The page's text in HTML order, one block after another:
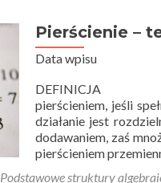
teoria
Pierścienie –
Data wpisu
DEFINICJA Zbiór
pierścieniem, jeśli
działanie jest
dodawaniem, zaś
pierścieniem
Podstawowe struktury